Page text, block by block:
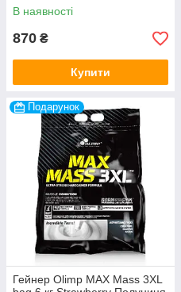
В наявності
870 ₴
Купити
Подарунок
Гейнер Olimp MAX Mass 3XL